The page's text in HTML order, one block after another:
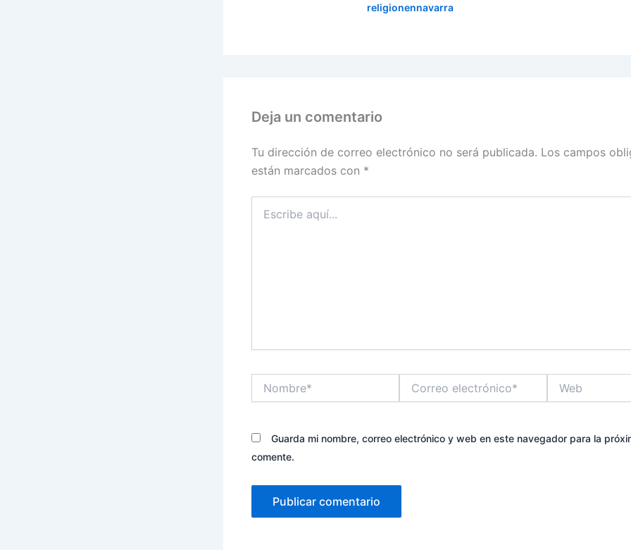
religionennavarra
Deja un comentario
Tu dirección de correo electrónico no será publicada. Los campos
están marcados con *
aquí...
electrónico*
Guarda mi nombre, correo electrónico y web en este navegador para la
comente.